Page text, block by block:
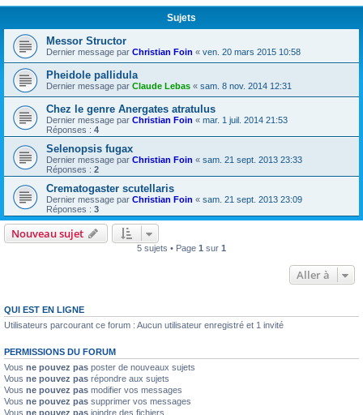
Sujets
Messor Structor
Dernier message par Christian Foin « ven. 20 mars 2015 10:58
Pheidole pallidula
Dernier message par Claude Lebas « sam. 8 nov. 2014 12:31
Chez le genre Anergates atratulus
Dernier message par Christian Foin « mar. 1 juil. 2014 21:53
Réponses : 4
Selenopsis fugax
Dernier message par Christian Foin « sam. 21 sept. 2013 23:33
Réponses : 2
Crematogaster scutellaris
Dernier message par Christian Foin « sam. 21 sept. 2013 23:09
Réponses : 3
Nouveau sujet
5 sujets • Page 1 sur 1
Aller à
QUI EST EN LIGNE
Utilisateurs parcourant ce forum : Aucun utilisateur enregistré et 1 invité
PERMISSIONS DU FORUM
Vous ne pouvez pas poster de nouveaux sujets
Vous ne pouvez pas répondre aux sujets
Vous ne pouvez pas modifier vos messages
Vous ne pouvez pas supprimer vos messages
Vous ne pouvez pas joindre des fichiers